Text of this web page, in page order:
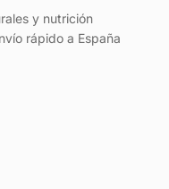
y nutrición
rápido a España